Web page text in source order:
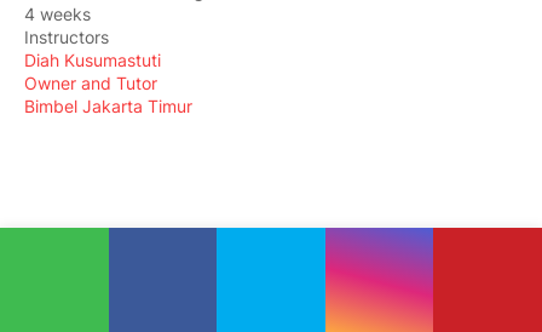
4 weeks
Instructors
Diah Kusumastuti
Owner and Tutor
Bimbel Jakarta Timur